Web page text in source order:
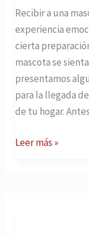
Recibir a una
experiencia
cierta
mascota se
presentamos
para la llegada
de tu hogar.
Leer más »